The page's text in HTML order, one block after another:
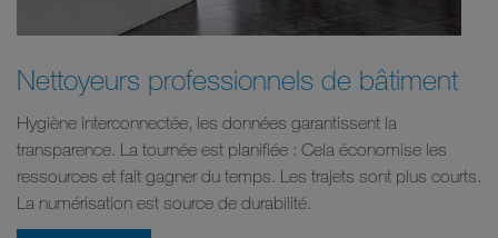
Nettoyeurs professionnels de bâtiment
Hygiène interconnectée, les données garantissent la
transparence. La tournée est planifiée : Cela économise les
ressources et fait gagner du temps. Les trajets sont plus courts.
La numérisation est source de durabilité.